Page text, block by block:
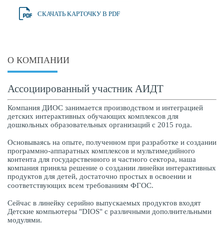
СКАЧАТЬ КАРТОЧКУ В PDF
О КОМПАНИИ
Ассоциированный участник АИДТ
Компания ДИОС занимается производством и интеграцией
детских интерактивных обучающих комплексов для
дошкольных образовательных организаций с 2015 года.
Основываясь на опыте, полученном при разработке и создании
программно-аппаратных комплексов и мультимедийного
контента для государственного и частного сектора, наша
компания приняла решение о создании линейки интерактивных
продуктов для детей, достаточно простых в освоении и
соответствующих всем требованиям ФГОС.⠀
Сейчас в линейку серийно выпускаемых продуктов входят
Детские компьютеры "DIOS" с различными дополнительными
модулями.